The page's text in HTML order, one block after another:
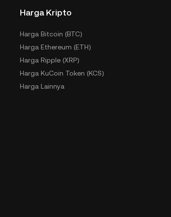
Harga Kripto
Harga Bitcoin (BTC)
Harga Ethereum (ETH)
Harga Ripple (XRP)
Harga KuCoin Token (KCS)
Harga Lainnya